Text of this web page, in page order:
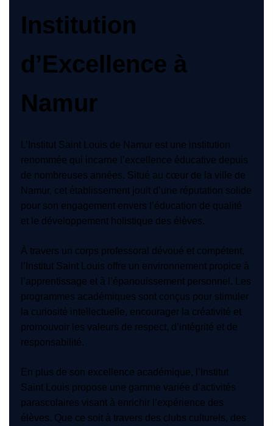
Institution
d’Excellence à
Namur
L’Institut Saint Louis de Namur est une institution
renommée qui incarne l’excellence éducative depuis
de nombreuses années. Situé au cœur de la ville de
Namur, cet établissement jouit d’une réputation solide
pour son engagement envers l’éducation de qualité
et le développement holistique des élèves.
À travers un corps professoral dévoué et compétent,
l’Institut Saint Louis offre un environnement propice à
l’apprentissage et à l’épanouissement personnel. Les
programmes académiques sont conçus pour stimuler
la curiosité intellectuelle, encourager la créativité et
promouvoir les valeurs de respect, d’intégrité et de
responsabilité.
En plus de son excellence académique, l’Institut
Saint Louis propose une gamme variée d’activités
parascolaires visant à enrichir l’expérience des
élèves. Que ce soit à travers des clubs culturels, des